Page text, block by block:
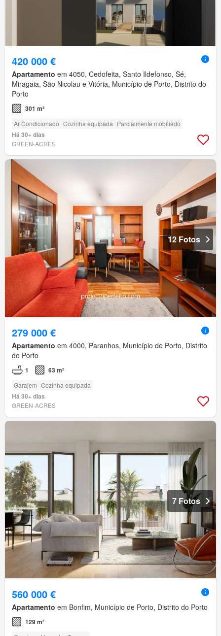
420 000 €
Apartamento em 4050, Cedofeita, Santo Ildefonso, Sé,
Miragaia, São Nicolau e Vitória, Município de Porto, Distrito do
Porto
301 m²
Ar Condicionado Cozinha equipada Parcialmente mobiliado
Há 30+ dias
GREEN-ACRES
12 Fotos
279 000 €
Apartamento em 4000, Paranhos, Município de Porto, Distrito
do Porto
1 63 m²
Garajem Cozinha equipada
Há 30+ dias
GREEN-ACRES
7 Fotos
560 000 €
Apartamento em Bonfim, Município de Porto, Distrito do Porto
129 m²